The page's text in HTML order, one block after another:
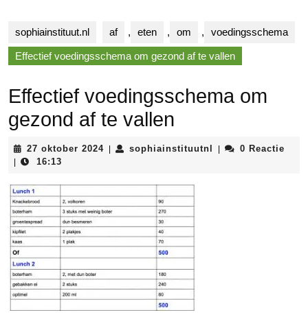
sophiainstituut.nl af , eten , om , voedingsschema
Effectief voedingsschema om gezond af te vallen
Effectief voedingsschema om
gezond af te vallen
27 oktober 202427
sophiainstituutnl sophiainstituutnl
0 Reactie
16:13